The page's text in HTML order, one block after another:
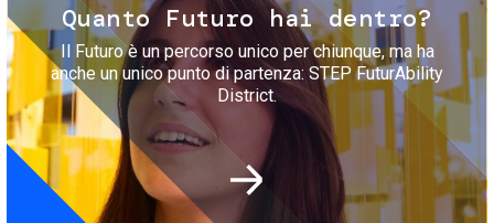
Quanto Futuro hai dentro?
Il Futuro è un percorso unico per chiunque, ma ha
anche un unico punto di partenza: STEP FuturAbility
District.